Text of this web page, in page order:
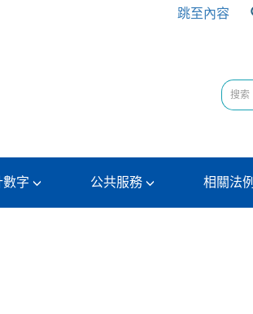
跳至內容
數字 公共服務 相關法例